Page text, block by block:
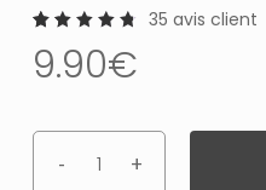
4.86
sur 5
35 avis client
9.90€